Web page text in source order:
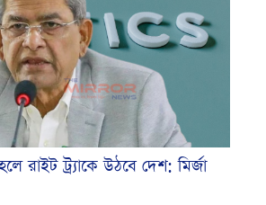
রাইট ট্র্যাকে উঠবে দেশ: মির্জা